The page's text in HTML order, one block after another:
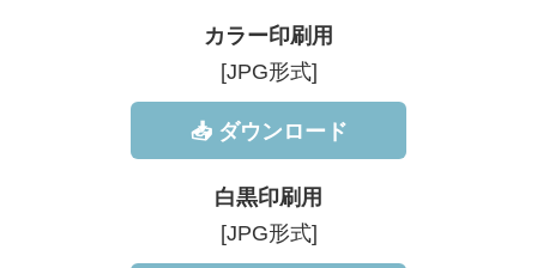
カラー印刷用
[JPG形式]
📥 ダウンロード
白黒印刷用
[JPG形式]